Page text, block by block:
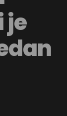
je